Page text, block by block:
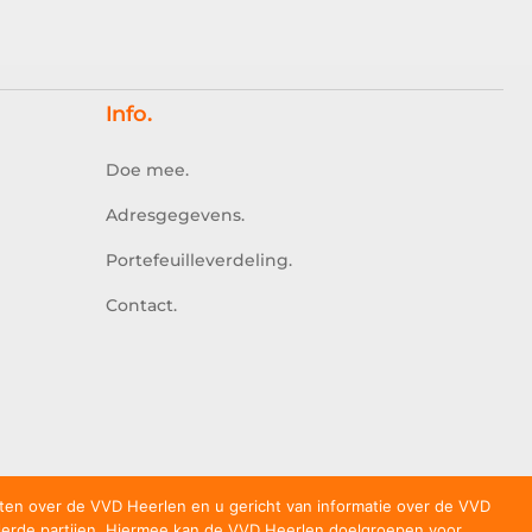
Info.
Doe mee.
Adresgegevens.
Portefeuilleverdeling.
Contact.
over de VVD Heerlen en u gericht van informatie over de VVD